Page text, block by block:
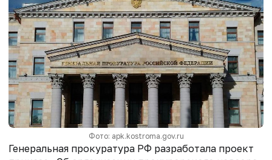
Фото: apk.kostroma.gov.ru
Генеральная прокуратура РФ разработала проект